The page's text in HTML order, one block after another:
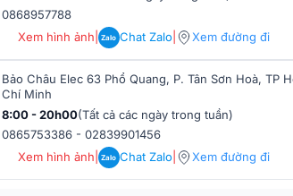
nhập khẩu
0868957788
Xem hình ảnh
Zalo Chat Zalo| Xem đường đi
Bảo Châu Elec 63 Phổ Quang, P. Tân Sơn Hoà, TP
Chí Minh
8:00 - 20h00(Tất cả các ngày trong tuần)
0865753386 -02839901456
Xem hình ảnh
Zalo Chat Zalo| Xem đường đi